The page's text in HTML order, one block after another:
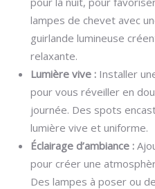
lampes de chevet avec
guirlande lumineuse
relaxante.
Lumière vive : Installer
pour vous réveiller en
journée. Des spots
lumière vive et uniforme.
Éclairage d’ambiance :
pour créer une
Des lampes à poser ou